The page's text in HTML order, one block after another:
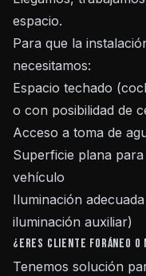
espacio.
Para que la
necesitamos:
Espacio techado
o con posibilidad de
Acceso a toma de
Superficie plana
vehículo
Iluminación
iluminación auxiliar)
¿Eres cliente foráneo o
Tenemos solución